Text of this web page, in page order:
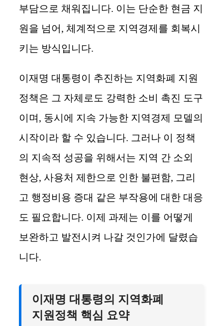
부담으로 채워집니다. 이는 단순한 현금 지
원을 넘어, 체계적으로 지역경제를 회복시
키는 방식입니다.
이재명 대통령이 추진하는 지역화폐 지원
정책은 그 자체로도 강력한 소비 촉진 도구
이며, 동시에 지속 가능한 지역경제 모델의
시작이라 할 수 있습니다. 그러나 이 정책
의 지속적 성공을 위해서는 지역 간 소외
현상, 사용처 제한으로 인한 불편함, 그리
고 행정비용 증대 같은 부작용에 대한 대응
도 필요합니다. 이제 과제는 이를 어떻게
보완하고 발전시켜 나갈 것인가에 달렸습
니다.
이재명 대통령의 지역화폐
지원정책 핵심 요약